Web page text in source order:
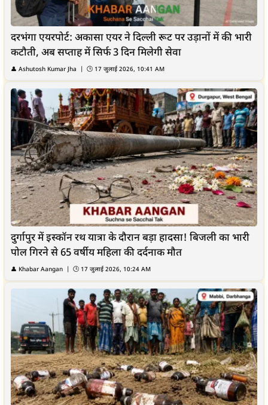
दरभंगा एयरपोर्ट: अकासा एयर ने दिल्ली रूट पर उड़ानों में की भारी
कटौती, अब सप्ताह में सिर्फ 3 दिन मिलेगी सेवा
👤 Ashutosh Kumar Jha | 🕒 17 जुलाई 2026, 10:41 AM
दुर्गापुर में इस्कॉन रथ यात्रा के दौरान बड़ा हादसा! बिजली का भारी
पोल गिरने से 65 वर्षीय महिला की दर्दनाक मौत
👤 Khabar Aangan | 🕒 17 जुलाई 2026, 10:24 AM